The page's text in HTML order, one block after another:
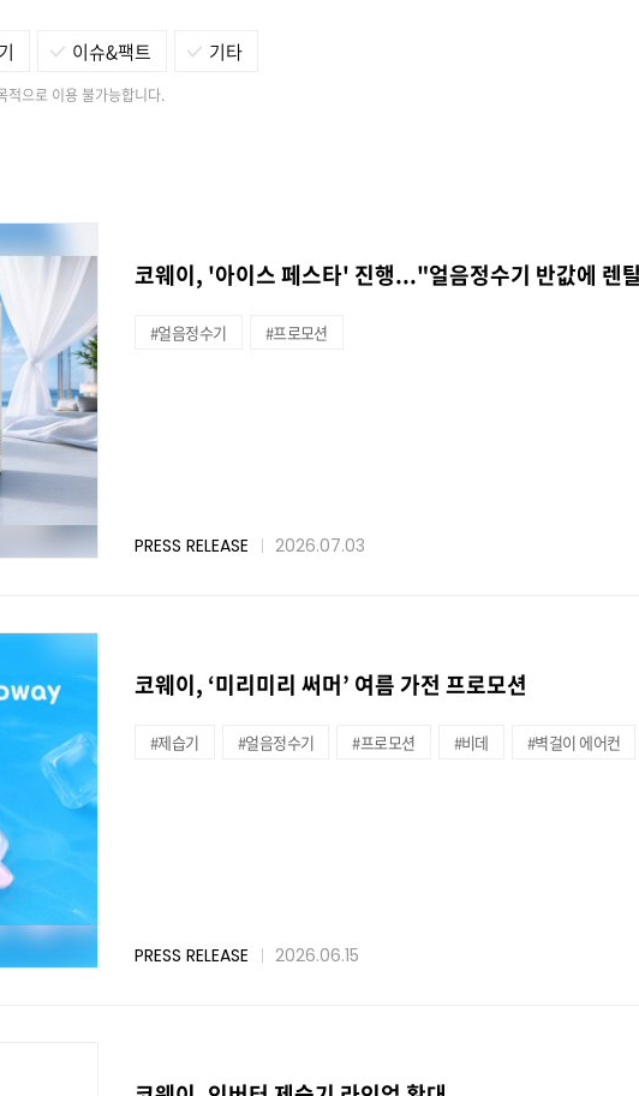
이슈&팩트 기타
으로 이용 불가능합니다.
코웨이, '아이스 페스타' 진행..."얼음정수기 반값에 렌
#얼음정수기 #프로모션
PRESS RELEASE 2026.07.03
코웨이, ‘미리미리 써머’ 여름 가전 프로모션
#제습기 #얼음정수기 #프로모션 #비데 #벽걸이 에어컨
PRESS RELEASE 2026.06.15